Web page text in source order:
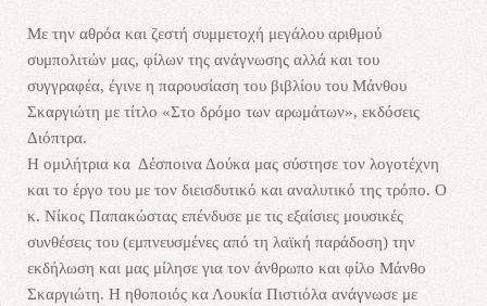
Με την αθρόα και ζεστή συμμετοχή μεγάλου αριθμού
συμπολιτών μας, φίλων της ανάγνωσης αλλά και του
συγγραφέα, έγινε η παρουσίαση του βιβλίου του Μάνθου
Σκαργιώτη με τίτλο «Στο δρόμο των αρωμάτων», εκδόσεις
Διόπτρα.
Η ομιλήτρια κα Δέσποινα Δούκα μας σύστησε τον λογοτέχνη
και το έργο του με τον διεισδυτικό και αναλυτικό της τρόπο. Ο
κ. Νίκος Παπακώστας επένδυσε με τις εξαίσιες μουσικές
συνθέσεις του (εμπνευσμένες από τη λαϊκή παράδοση) την
εκδήλωση και μας μίλησε για τον άνθρωπο και φίλο Μάνθο
Σκαργιώτη. Η ηθοποιός κα Λουκία Πιστιόλα ανάγνωσε με